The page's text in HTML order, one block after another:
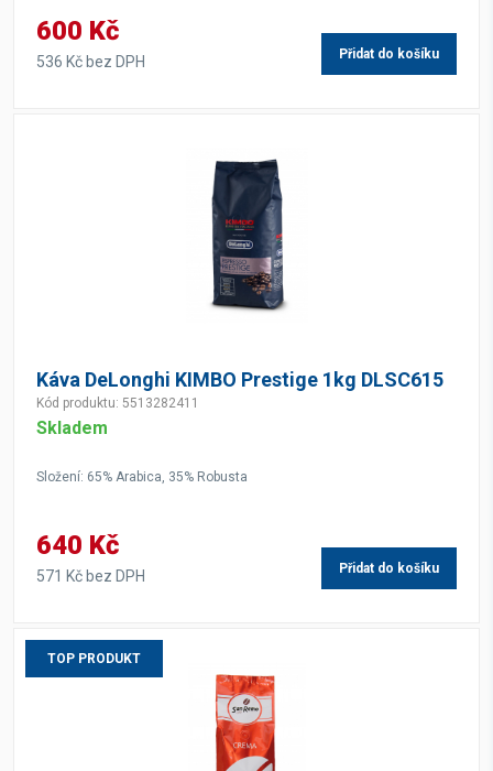
600 Kč
536 Kč bez DPH Přidat do košíku
Káva DeLonghi KIMBO Prestige 1kg DLSC615
Kód produktu: 5513282411
Skladem
Složení: 65% Arabica, 35% Robusta
640 Kč
571 Kč bez DPH Přidat do košíku
TOP PRODUKT